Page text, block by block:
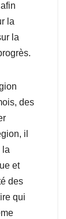
la
la
des
il
la
et
des
qui